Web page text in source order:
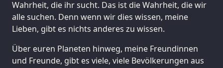
Wahrheit, die ihr sucht. Das ist die Wahrheit, die wir
alle suchen. Denn wenn wir dies wissen, meine
Lieben, gibt es nichts anderes zu wissen.
Über euren Planeten hinweg, meine Freundinnen
und Freunde, gibt es viele, viele Bevölkerungen aus